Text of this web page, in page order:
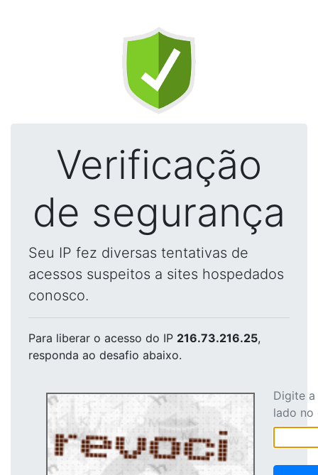
Verificação
de segurança
Seu IP fez diversas tentativas de
acessos suspeitos a sites hospedados
conosco.
Para liberar o acesso do IP 216.73.216.25,
responda ao desafio abaixo.
Digite
lado no